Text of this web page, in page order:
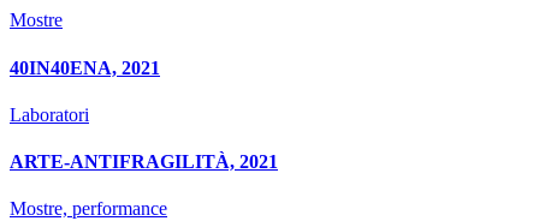
Mostre
40IN40ENA, 2021
Laboratori
ARTE-ANTIFRAGILITÀ, 2021
Mostre, performance